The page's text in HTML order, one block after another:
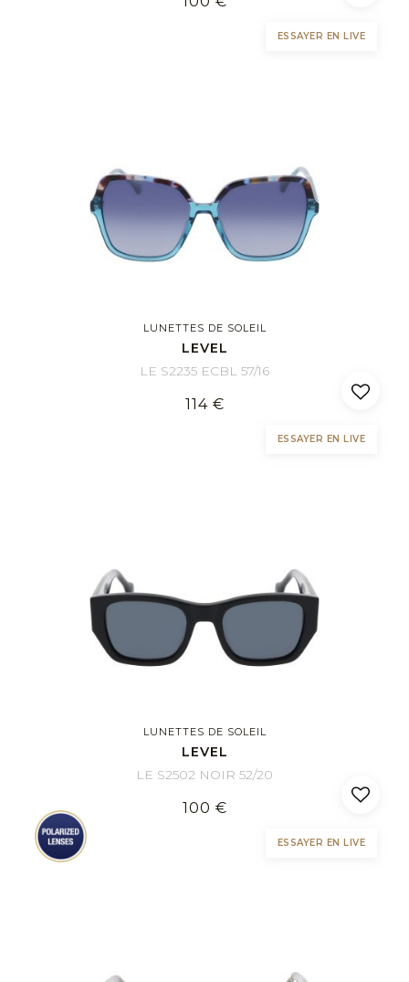
ESSAYER EN LIVE
LUNETTES DE SOLEIL
LEVEL
LE S2235 ECBL 57/16
114 €
ESSAYER EN LIVE
LUNETTES DE SOLEIL
LEVEL
LE S2502 NOIR 52/20
100 €
ESSAYER EN LIVE